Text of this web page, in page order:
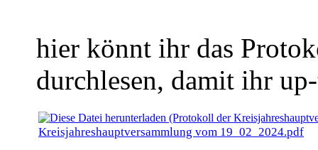
hier könnt ihr das
durchlesen, damit ihr
Kreisjahreshauptversammlung vom 19_02_2024.pdf